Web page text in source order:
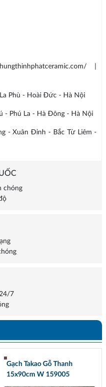
|
Phù - Hoài Đức - Hà Nội
- Phú La - Hà Đông - Hà Nội
- Xuân Đỉnh - Bắc Từ Liêm -
chóng
7
Gạch Takao Gỗ Thanh
15x90cm W 159005